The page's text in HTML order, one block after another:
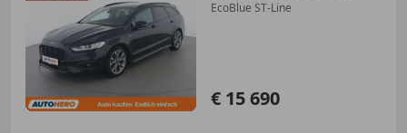
EcoBlue ST-Line
€ 15 690